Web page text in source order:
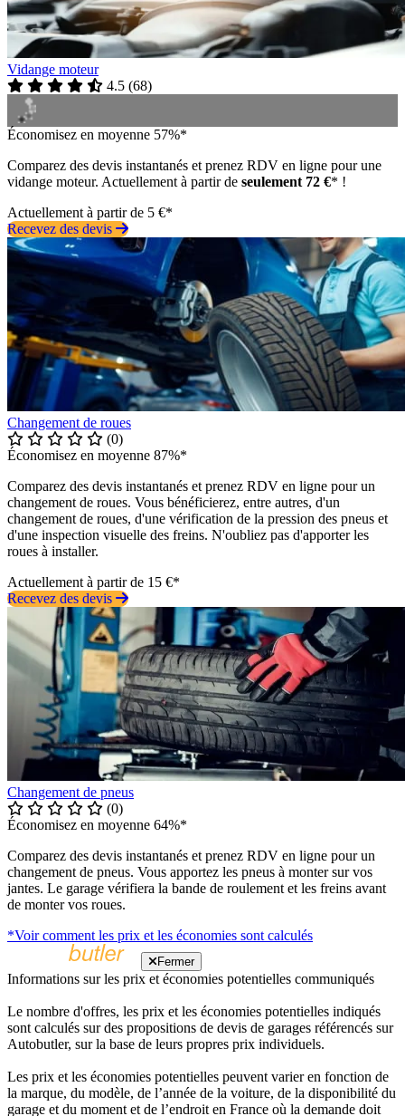
Vidange moteur
4.5 (68)
Économisez en moyenne 57%*
Comparez des devis instantanés et prenez RDV en ligne pour une
vidange moteur. Actuellement à partir de seulement 72 €* !
Actuellement à partir de 5 €*
Recevez des devis
Changement de roues
(0)
Économisez en moyenne 87%*
Comparez des devis instantanés et prenez RDV en ligne pour un
changement de roues. Vous bénéficierez, entre autres, d'un
changement de roues, d'une vérification de la pression des pneus et
d'une inspection visuelle des freins. N'oubliez pas d'apporter les
roues à installer.
Actuellement à partir de 15 €*
Recevez des devis
Changement de pneus
(0)
Économisez en moyenne 64%*
Comparez des devis instantanés et prenez RDV en ligne pour un
changement de pneus. Vous apportez les pneus à monter sur vos
jantes. Le garage vérifiera la bande de roulement et les freins avant
de monter vos roues.
*Voir comment les prix et les économies sont calculés
Fermer
Informations sur les prix et économies potentielles communiqués
Le nombre d'offres, les prix et les économies potentielles indiqués
sont calculés sur des propositions de devis de garages référencés sur
Autobutler, sur la base de leurs propres prix individuels.
Les prix et les économies potentielles peuvent varier en fonction de
la marque, du modèle, de l’année de la voiture, de la disponibilité du
garage et du moment et de l’endroit en France où la demande doit